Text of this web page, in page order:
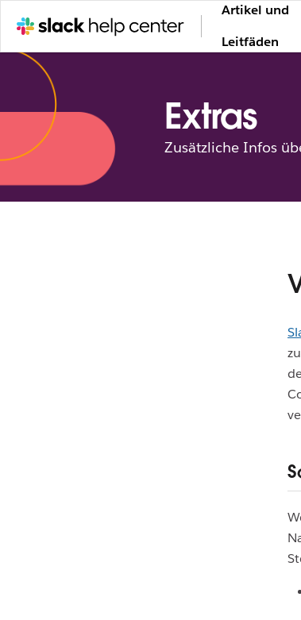
Artikel und
Leitfäden
Extras
Zusätzliche Infos